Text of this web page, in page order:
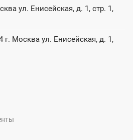
ул. Енисейская, д. 1, стр. 1,
г. Москва ул. Енисейская, д. 1,